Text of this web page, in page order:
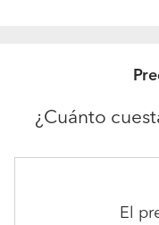
¿Cuánto
El